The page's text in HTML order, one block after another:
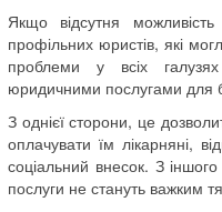
Якщо відсутня
профільних юристів, які
проблеми у всіх
юридичними послугами для
З однієї сторони, це
оплачувати їм лікарняні,
соціальний внесок. З іншого
послуги не стануть важким